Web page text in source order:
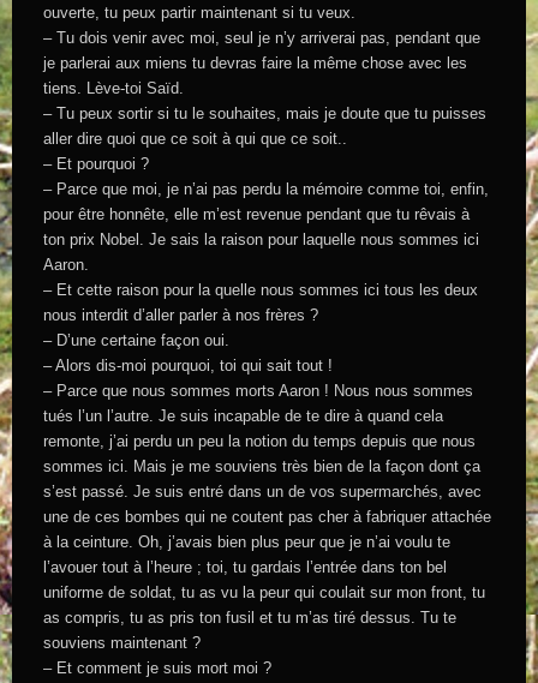
ouverte, tu peux partir maintenant si tu veux.
– Tu dois venir avec moi, seul je n’y arriverai pas, pendant que
je parlerai aux miens tu devras faire la même chose avec les
tiens. Lève-toi Saïd.
– Tu peux sortir si tu le souhaites, mais je doute que tu puisses
aller dire quoi que ce soit à qui que ce soit..
– Et pourquoi ?
– Parce que moi, je n’ai pas perdu la mémoire comme toi, enfin,
pour être honnête, elle m’est revenue pendant que tu rêvais à
ton prix Nobel. Je sais la raison pour laquelle nous sommes ici
Aaron.
– Et cette raison pour la quelle nous sommes ici tous les deux
nous interdit d’aller parler à nos frères ?
– D’une certaine façon oui.
– Alors dis-moi pourquoi, toi qui sait tout !
– Parce que nous sommes morts Aaron ! Nous nous sommes
tués l’un l’autre. Je suis incapable de te dire à quand cela
remonte, j’ai perdu un peu la notion du temps depuis que nous
sommes ici. Mais je me souviens très bien de la façon dont ça
s’est passé. Je suis entré dans un de vos supermarchés, avec
une de ces bombes qui ne coutent pas cher à fabriquer attachée
à la ceinture. Oh, j’avais bien plus peur que je n’ai voulu te
l’avouer tout à l’heure ; toi, tu gardais l’entrée dans ton bel
uniforme de soldat, tu as vu la peur qui coulait sur mon front, tu
as compris, tu as pris ton fusil et tu m’as tiré dessus. Tu te
souviens maintenant ?
– Et comment je suis mort moi ?